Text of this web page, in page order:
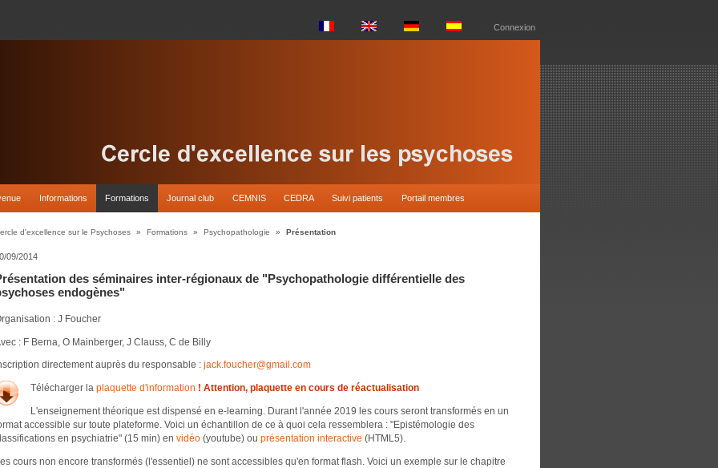
Connexion
Informations Formations Journal club CEMNIS CEDRA Suivi patients Portail membres
d'excellence sur le Psychoses » Formations » Psychopathologie » Présentation
09/2014
des séminaires inter-régionaux de "Psychopathologie différentielle des
endogènes"
: J Foucher
: F Berna, O Mainberger, J Clauss, C de Billy
directement auprès du responsable : jack.foucher@gmail.com
Télécharger la plaquette d'information ! Attention, plaquette en cours de réactualisation
L'enseignement théorique est dispensé en e-learning. Durant l'année 2019 les cours seront transformés en un
accessible sur toute plateforme. Voici un échantillon de ce à quoi cela ressemblera : "Epistémologie des
en psychiatrie" (15 min) en vidéo (youtube) ou présentation interactive (HTML5).
cours non encore transformés (l'essentiel) ne sont accessibles qu'en format flash. Voici un exemple sur le chapitre